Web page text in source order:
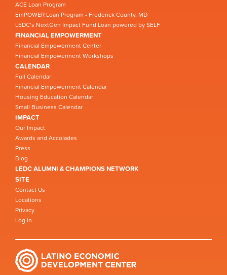
ACE Loan Program
EmPOWER Loan Program - Frederick County, MD
LEDC’s NextGen Impact Fund Loan powered by SELF
FINANCIAL EMPOWERMENT
Financial Empowerment Center
Financial Empowerment Workshops
CALENDAR
Full Calendar
Financial Empowerment Calendar
Housing Education Calendar
Small Business Calendar
IMPACT
Our Impact
Awards and Accolades
Press
Blog
LEDC ALUMNI & CHAMPIONS NETWORK
SITE
Contact Us
Locations
Privacy
Log in